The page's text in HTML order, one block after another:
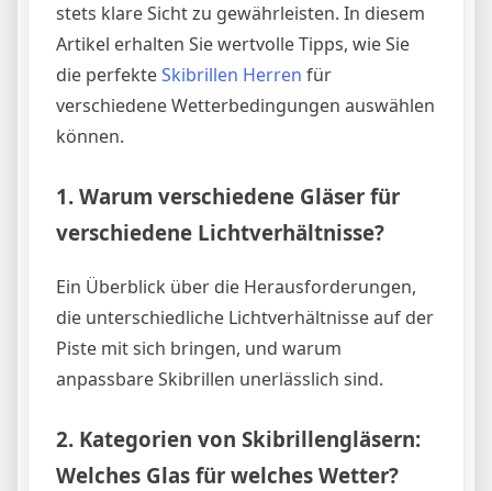
stets klare Sicht zu gewährleisten. In diesem
Artikel erhalten Sie wertvolle Tipps, wie Sie
die perfekteSkibrillen Herren für
verschiedene Wetterbedingungen auswählen
können.
1. Warum verschiedene Gläser für
verschiedene Lichtverhältnisse?
Ein Überblick über die Herausforderungen,
die unterschiedliche Lichtverhältnisse auf der
Piste mit sich bringen, und warum
anpassbare Skibrillen unerlässlich sind.
2. Kategorien von Skibrillengläsern:
Welches Glas für welches Wetter?